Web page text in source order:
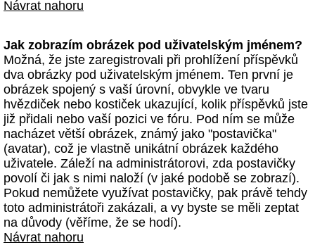
Návrat nahoru
Jak zobrazím obrázek pod uživatelským jménem?
Možná, že jste zaregistrovali při prohlížení příspěvků
dva obrázky pod uživatelským jménem. Ten první je
obrázek spojený s vaší úrovní, obvykle ve tvaru
hvězdiček nebo kostiček ukazující, kolik příspěvků jste
již přidali nebo vaší pozici ve fóru. Pod ním se může
nacházet větší obrázek, známý jako "postavička"
(avatar), což je vlastně unikátní obrázek každého
uživatele. Záleží na administrátorovi, zda postavičky
povolí či jak s nimi naloží (v jaké podobě se zobrazí).
Pokud nemůžete využívat postavičky, pak právě tehdy
toto administrátoři zakázali, a vy byste se měli zeptat
na důvody (věříme, že se hodí).
Návrat nahoru